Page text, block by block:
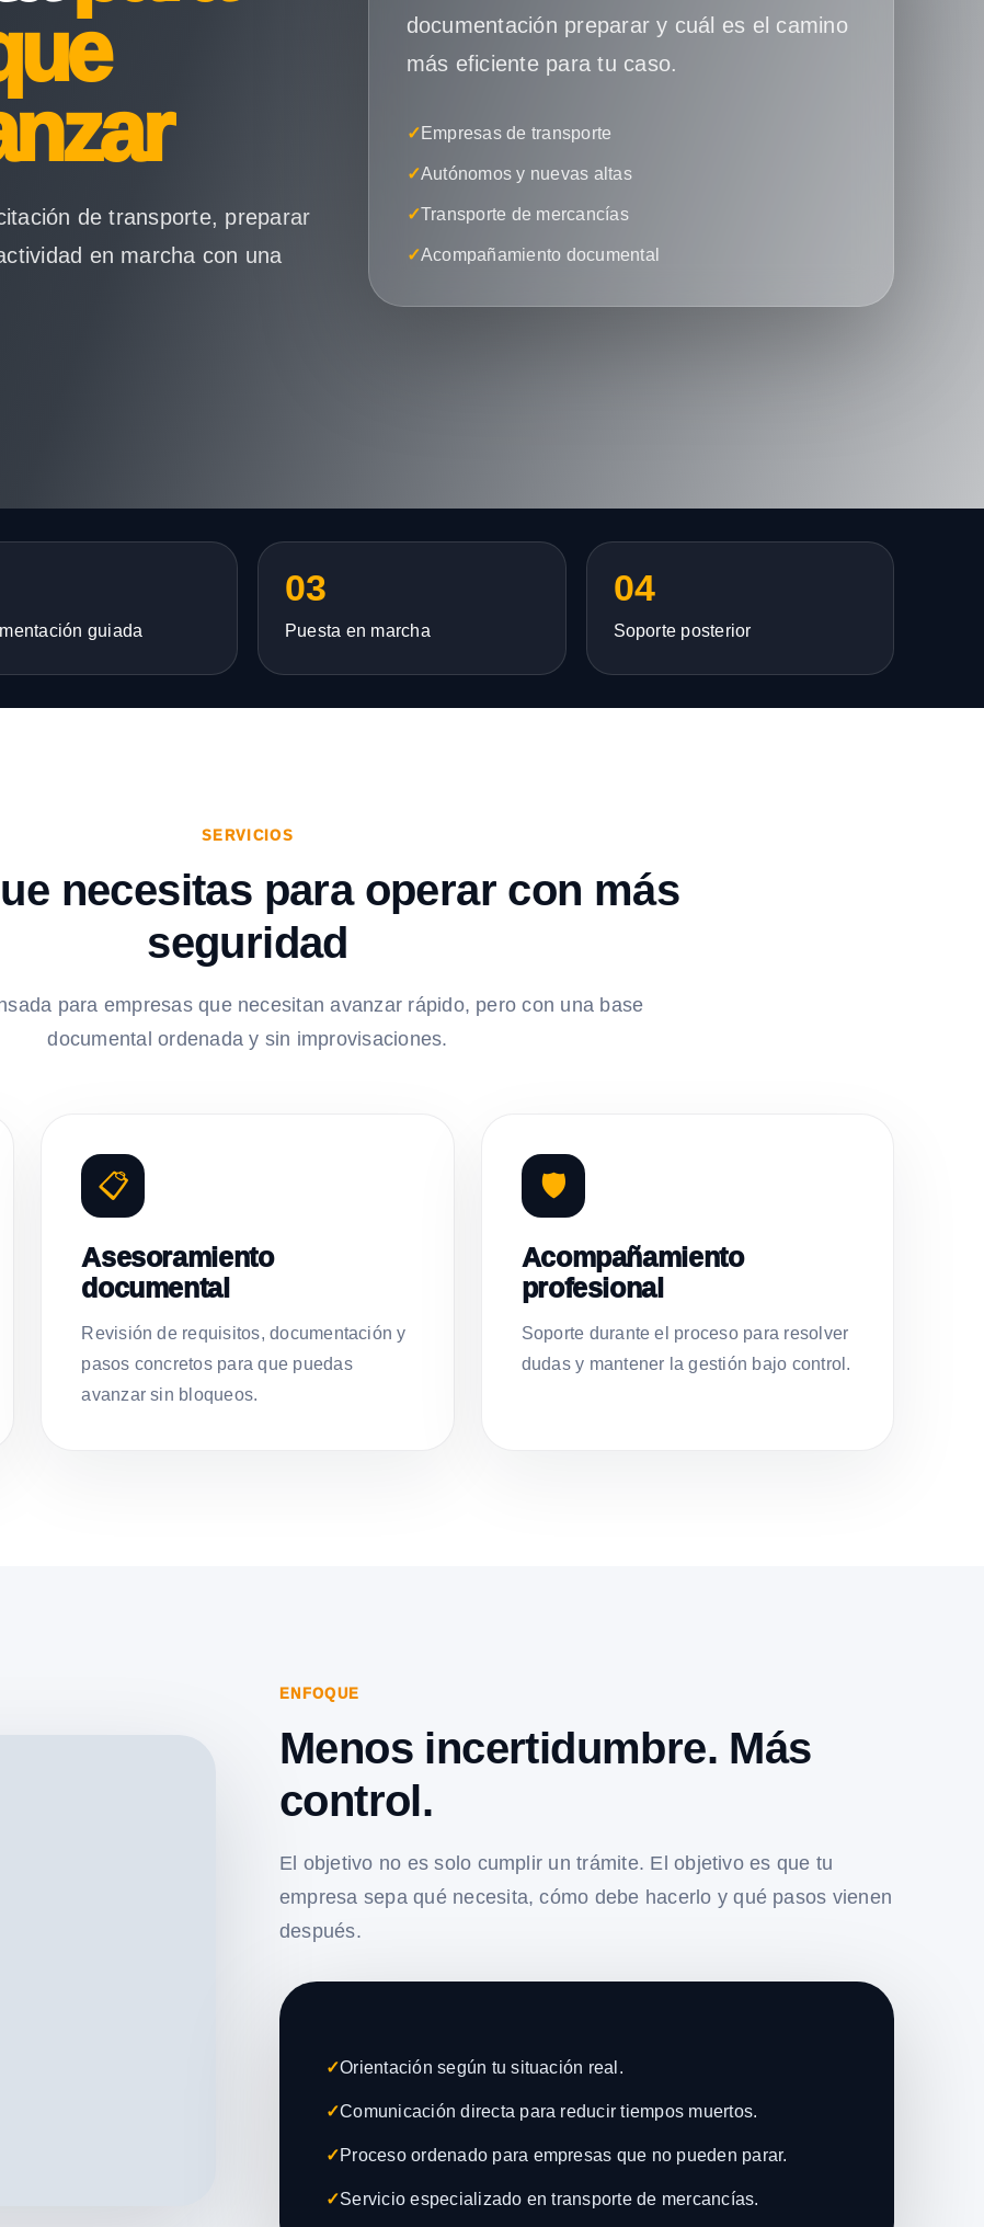
de transporte, preparar
en marcha con una
documentación preparar y cuál es el camino
más eficiente para tu caso.
✓ Empresas de transporte
✓Autónomos y nuevas altas
✓Transporte de mercancías
✓Acompañamiento documental
guiada
03
Puesta en marcha
04
Soporte posterior
SERVICIOS
necesitas para operar con más
seguridad
para empresas que necesitan avanzar rápido, pero con una base
documental ordenada y sin improvisaciones.
📋
Asesoramiento
documental
Revisión de requisitos, documentación y
pasos concretos para que puedas
avanzar sin bloqueos.
🛡️
Acompañamiento
profesional
Soporte durante el proceso para resolver
dudas y mantener la gestión bajo control.
ENFOQUE
Menos incertidumbre. Más
control.
El objetivo no es solo cumplir un trámite. El objetivo es que tu
empresa sepa qué necesita, cómo debe hacerlo y qué pasos vienen
después.
✓Orientación según tu situación real.
✓Comunicación directa para reducir tiempos muertos.
✓Proceso ordenado para empresas que no pueden parar.
✓Servicio especializado en transporte de mercancías.